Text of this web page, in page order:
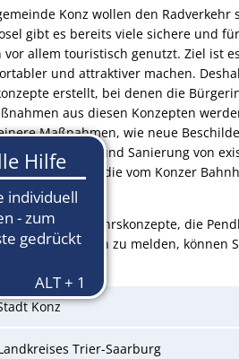
Konz wollen den
gibt es bereits viele sichere und
allem touristisch genutzt. Ziel ist
und attraktiver machen.
erstellt, bei denen die
aus diesen Konzepten
Maßnahmen, wie neue
Verbreiterung und Sanierung von
Rad-Route, die vom Konzer
die Radverkehrskonzepte, die
an Radwegen zu melden, können
Konz
Trier-Saarburg